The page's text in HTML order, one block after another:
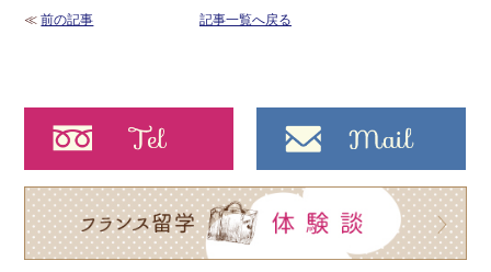
≪前の記事 記事一覧へ戻る